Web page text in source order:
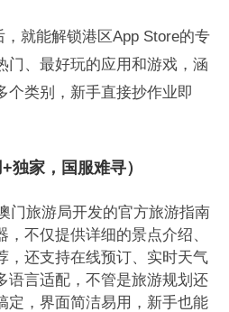
就能解锁港区App Store的专
门、最好玩的应用和游戏，涵
个类别，新手直接抄作业即
独家，国服难寻）
门旅游局开发的官方旅游指南
不仅提供详细的景点介绍、
，还支持在线预订、实时天气
语言适配，不管是旅游规划还
定，界面简洁易用，新手也能